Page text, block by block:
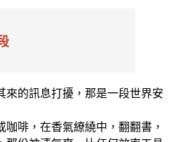
來的訊息打擾，那是一段世界安
啡，在香氣繚繞中，翻翻書，